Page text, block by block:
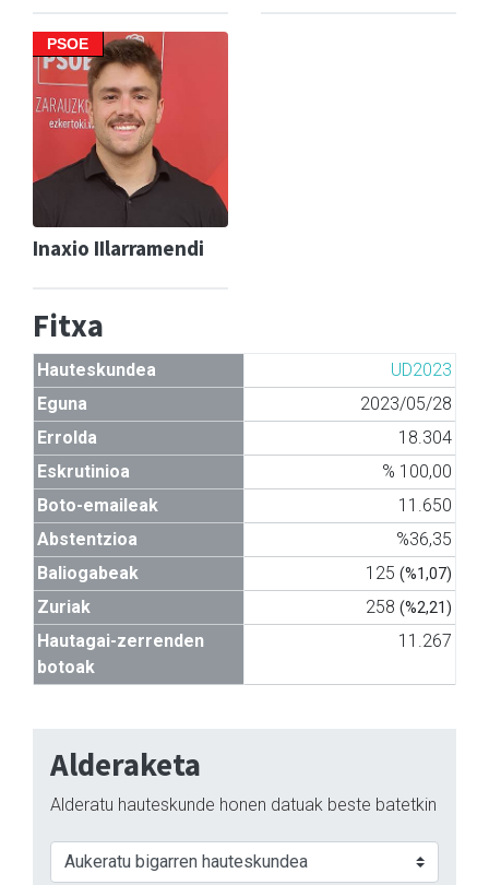
PSOE
Inaxio IIlarramendi
Fitxa
Hauteskundea
UD2023
Eguna
2023/05/28
Errolda
18.304
Eskrutinioa
% 100,00
Boto-emaileak
11.650
Abstentzioa
%36,35
Baliogabeak
125 (%1,07)
Zuriak 258 (%2,21)
Hautagai-zerrenden
botoak
11.267
Alderaketa
Alderatu hauteskunde honen datuak beste batetkin